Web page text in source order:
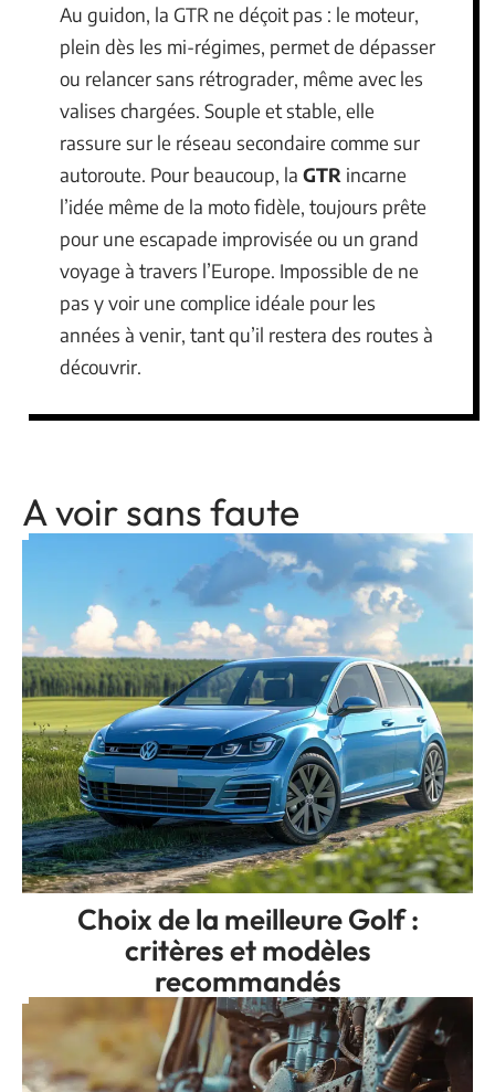
Au guidon, la GTR ne déçoit pas : le moteur,
plein dès les mi-régimes, permet de dépasser
ou relancer sans rétrograder, même avec les
valises chargées. Souple et stable, elle
rassure sur le réseau secondaire comme sur
autoroute. Pour beaucoup, la GTR incarne
l’idée même de la moto fidèle, toujours prête
pour une escapade improvisée ou un grand
voyage à travers l’Europe. Impossible de ne
pas y voir une complice idéale pour les
années à venir, tant qu’il restera des routes à
découvrir.
A voir sans faute
Choix de la meilleure Golf :
critères et modèles
recommandés